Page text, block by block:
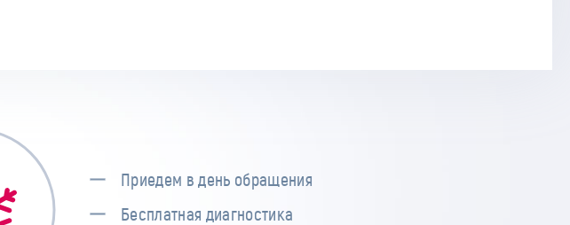
Приедем в день обращения
Бесплатная диагностика